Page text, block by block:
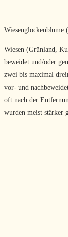
Wiesenglockenblume
Wiesen (Grünland,
beweidet und/oder
zwei bis maximal
vor- und
oft nach der
wurden meist stärker